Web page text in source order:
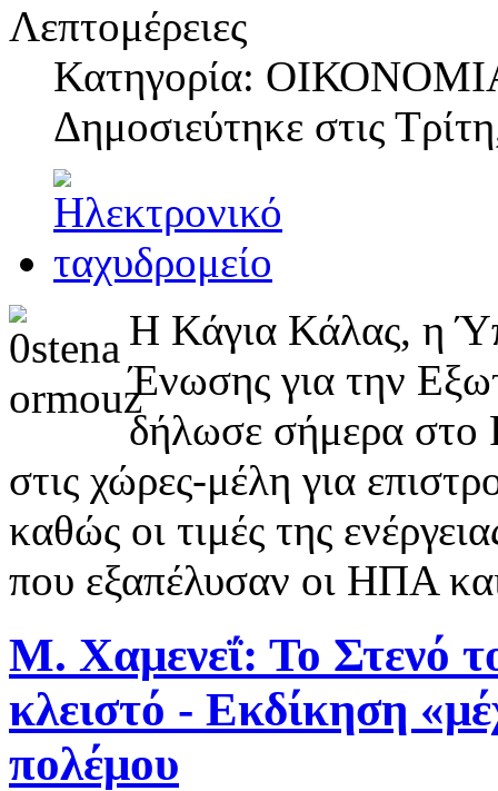
Λεπτομέρειες
Κατηγορία:
Δημοσιεύτηκε στις
Η Κάγια Κάλας, η
Ένωσης για την
δήλωσε σήμερα στο
στις χώρες-μέλη για
καθώς οι τιμές της
που εξαπέλυσαν οι ΗΠΑ
Μ. Χαμενεΐ: Το Στενό
κλειστό - Εκδίκηση
πολέμου